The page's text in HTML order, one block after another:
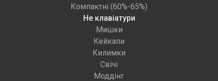
Компактні (60%-65%)
Не клавіатури
Мишки
Кейкапи
Килимки
Свічі
Моддінг